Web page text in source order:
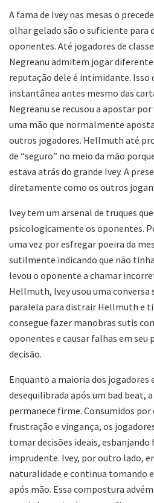
A fama de Ivey nas mesas o
olhar gelado são o suficiente para
oponentes. Até jogadores de
Negreanu admitem jogar
reputação dele é intimidante. Isso
instantânea antes mesmo das
Negreanu se recusou a apostar
uma mão que normalmente
outros jogadores. Hellmuth até
de “seguro” no meio da mão
estava atrás do grande Ivey. A
diretamente como os outros
Ivey tem um arsenal de truques
psicologicamente os oponentes.
uma vez por esfregar poeira da
sutilmente indicando que não
levou o oponente a chamar
Hellmuth, Ivey usou uma conversa
paralela para distrair Hellmuth e
consegue fazer manobras sutis
oponentes e causar falhas em seu
decisão.
Enquanto a maioria dos
desequilibrada após um bad beat,
permanece firme. Consumidos
frustração e vingança, os
tomar decisões ideais, esbanjando
imprudente. Ivey, por outro lado,
naturalidade e continua tomando
após mão. Essa compostura